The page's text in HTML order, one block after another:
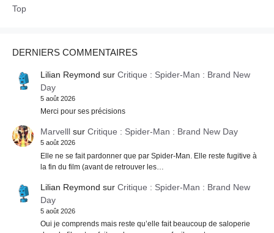
Top
DERNIERS COMMENTAIRES
Lilian Reymond sur Critique : Spider-Man : Brand New
Day
5 août 2026
Merci pour ses précisions
Marvelllsur Critique : Spider-Man : Brand New Day
5 août 2026
Elle ne se fait pardonner que par Spider-Man. Elle reste fugitive à
la fin du film (avant de retrouver les…
Lilian Reymond sur Critique : Spider-Man : Brand New
Day
5 août 2026
Oui je comprends mais reste qu’elle fait beaucoup de saloperie